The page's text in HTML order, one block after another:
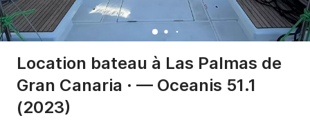
Location bateau à Las Palmas de
Gran Canaria · — Oceanis 51.1
(2023)